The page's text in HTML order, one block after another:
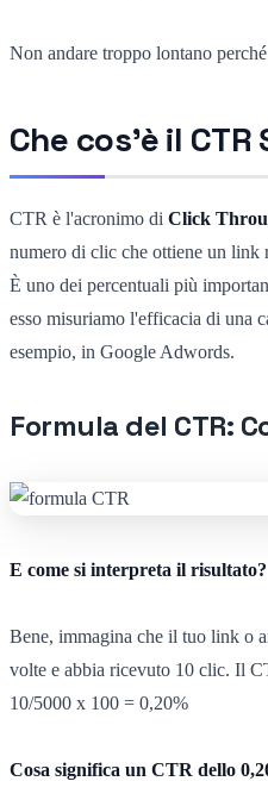
Non andare troppo lontano
Che cos'è il CTR
CTR è l'acronimo di Click
numero di clic che ottiene un link
È uno dei percentuali più
esso misuriamo l'efficacia di una
esempio, in Google Adwords.
Formula del CTR:
E come si interpreta il risultato?
Bene, immagina che il tuo link o
volte e abbia ricevuto 10 clic. Il
10/5000 x 100 = 0,20%
Cosa significa un CTR dello